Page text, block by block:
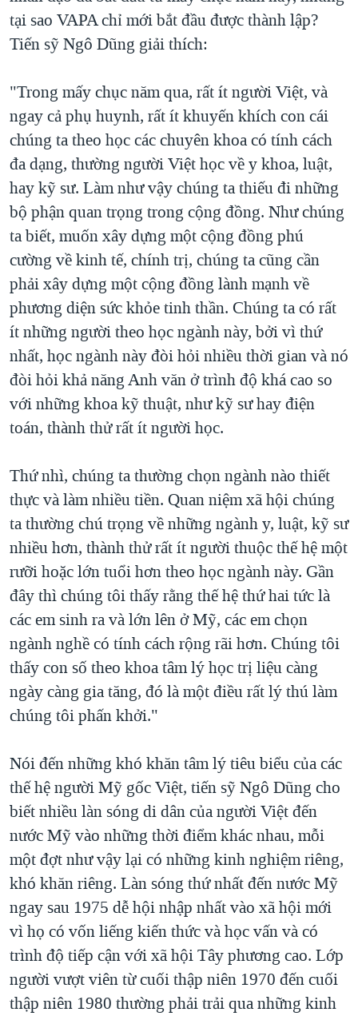
tại sao VAPA chỉ mới bắt đầu được thành lập?
Tiến sỹ Ngô Dũng giải thích:
"Trong mấy chục năm qua, rất ít người Việt, và
ngay cả phụ huynh, rất ít khuyến khích con cái
chúng ta theo học các chuyên khoa có tính cách
đa dạng, thường người Việt học về y khoa, luật,
hay kỹ sư. Làm như vậy chúng ta thiếu đi những
bộ phận quan trọng trong cộng đồng. Như chúng
ta biết, muốn xây dựng một cộng đồng phú
cường về kinh tế, chính trị, chúng ta cũng cần
phải xây dựng một cộng đồng lành mạnh về
phương diện sức khỏe tinh thần. Chúng ta có rất
ít những người theo học ngành này, bởi vì thứ
nhất, học ngành này đòi hỏi nhiều thời gian và nó
đòi hỏi khả năng Anh văn ở trình độ khá cao so
với những khoa kỹ thuật, như kỹ sư hay điện
toán, thành thử rất ít người học.
Thứ nhì, chúng ta thường chọn ngành nào thiết
thực và làm nhiều tiền. Quan niệm xã hội chúng
ta thường chú trọng về những ngành y, luật, kỹ sư
nhiều hơn, thành thử rất ít người thuộc thế hệ một
rưỡi hoặc lớn tuổi hơn theo học ngành này. Gần
đây thì chúng tôi thấy rằng thế hệ thứ hai tức là
các em sinh ra và lớn lên ở Mỹ, các em chọn
ngành nghề có tính cách rộng rãi hơn. Chúng tôi
thấy con số theo khoa tâm lý học trị liệu càng
ngày càng gia tăng, đó là một điều rất lý thú làm
chúng tôi phấn khởi."
Nói đến những khó khăn tâm lý tiêu biểu của các
thế hệ người Mỹ gốc Việt, tiến sỹ Ngô Dũng cho
biết nhiều làn sóng di dân của người Việt đến
nước Mỹ vào những thời điểm khác nhau, mỗi
một đợt như vậy lại có những kinh nghiệm riêng,
khó khăn riêng. Làn sóng thứ nhất đến nước Mỹ
ngay sau 1975 dễ hội nhập nhất vào xã hội mới
vì họ có vốn liếng kiến thức và học vấn và có
trình độ tiếp cận với xã hội Tây phương cao. Lớp
người vượt viên từ cuối thập niên 1970 đến cuối
thập niên 1980 thường phải trải qua những kinh